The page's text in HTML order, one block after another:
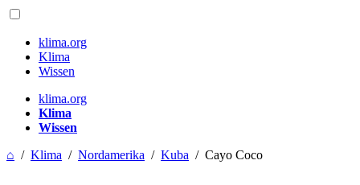
klima.org
Klima
Wissen
klima.org
Klima
Wissen
⌂ / Klima / Nordamerika / Kuba / Cayo Coco